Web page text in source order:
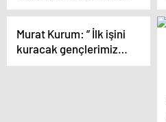
Mustafa Bozbey
Murat Kurum: ” İlk işini
kuracak gençlerimize
100 bin TL sermaye